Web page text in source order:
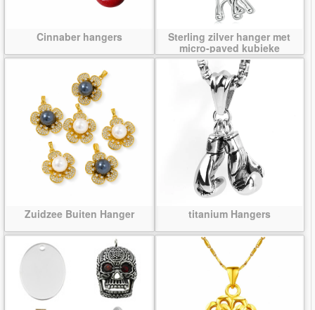
Cinnaber hangers
Sterling zilver hanger met
micro-paved kubieke
zirconia's
Zuidzee Buiten Hanger titanium Hangers